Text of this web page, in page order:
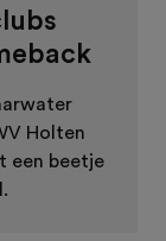
Holten
een beetje